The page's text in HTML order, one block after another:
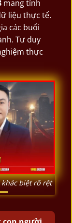
mang tính
liệu thực tế.
các buổi
Tư duy
thực
biệt rõ rệt